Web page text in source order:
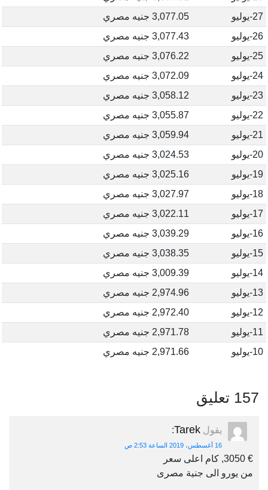
27-يوليو
3,077.05 جنيه مصري
26-يوليو
3,077.43 جنيه مصري
25-يوليو
3,076.22 جنيه مصري
24-يوليو
3,072.09 جنيه مصري
23-يوليو
3,058.12 جنيه مصري
22-يوليو
3,055.87 جنيه مصري
21-يوليو
3,059.94 جنيه مصري
20-يوليو
3,024.53 جنيه مصري
19-يوليو
3,025.16 جنيه مصري
18-يوليو
3,027.97 جنيه مصري
17-يوليو
3,022.11 جنيه مصري
16-يوليو
3,039.29 جنيه مصري
15-يوليو
3,038.35 جنيه مصري
14-يوليو
3,009.39 جنيه مصري
13-يوليو
2,974.96 جنيه مصري
12-يوليو
2,972.40 جنيه مصري
11-يوليو
2,971.78 جنيه مصري
10-يوليو
2,971.66 جنيه مصري
157 تعليق
يقول Tarek
:
16 أغسطس، 2019 الساعة 2:53 ص
€ 3050, كام اعلى سعر
من يورو الى جنية مصرى